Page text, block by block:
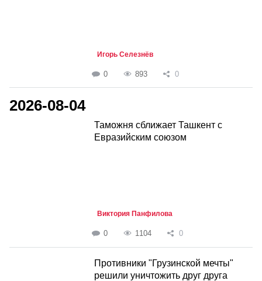
Игорь Селезнёв
0 893 0
2026-08-04
Таможня сближает Ташкент с
Евразийским союзом
Виктория Панфилова
0 1104 0
Противники "Грузинской мечты"
решили уничтожить друг друга